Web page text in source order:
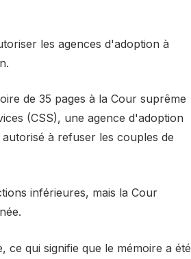
les agences d'adoption à
de 35 pages à la Cour suprême
(CSS), une agence d'adoption
à refuser les couples de
inférieures, mais la Cour
ce qui signifie que le mémoire a été